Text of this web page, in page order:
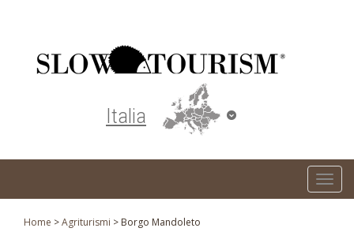
Turismo responsabile ed ecosostenibile
Italia
T
o
Home >Agriturismi > Borgo Mandoleto